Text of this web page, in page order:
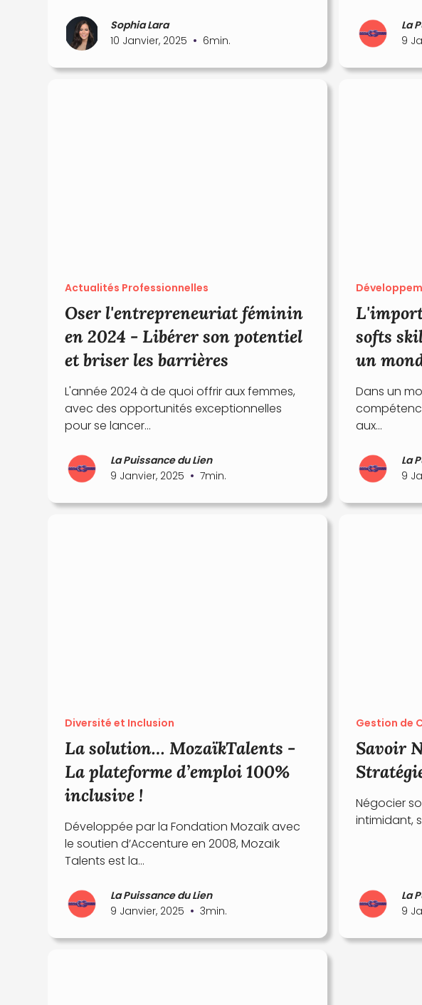
Sophia Lara
10 Janvier, 2025 • 6min.
La
9
Actualités Professionnelles
Oser l'entrepreneuriat féminin
en 2024 - Libérer son potentiel
et briser les barrières
L'année 2024 à de quoi offrir aux femmes,
avec des opportunités exceptionnelles
pour se lancer...
La Puissance du Lien
9 Janvier, 2025 • 7min.
softs
un
Dans un
aux...
La
9
Diversité et Inclusion
La solution… MozaïkTalents -
La plateforme d’emploi 100%
inclusive !
Développée par la Fondation Mozaïk avec
le soutien d’Accenture en 2008, Mozaïk
Talents est la...
La Puissance du Lien
9 Janvier, 2025 • 3min.
Gestion de
Savoir
Négocier
intimidant,
La
9